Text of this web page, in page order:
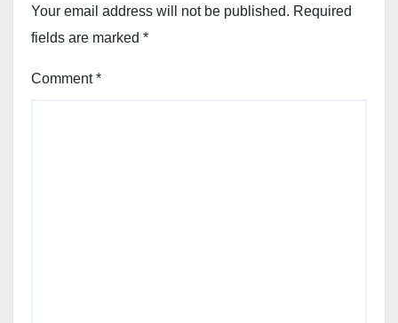
Your email address will not be published. Required
fields are marked *
Comment*